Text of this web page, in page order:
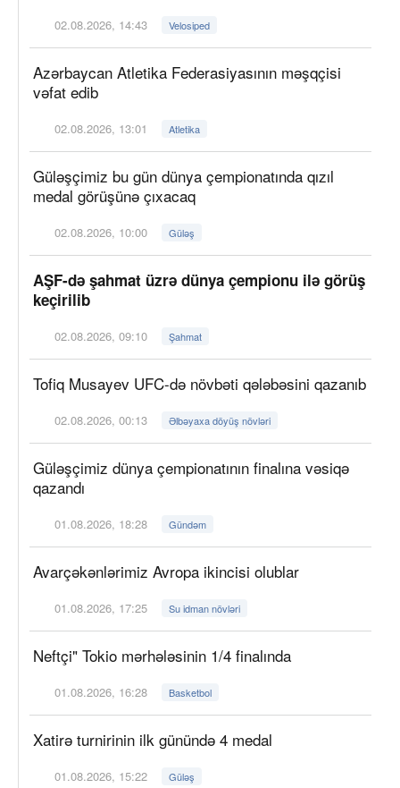
02.08.2026, 14:43 Velosiped
Azərbaycan Atletika Federasiyasının məşqçisi
vəfat edib
02.08.2026, 13:01 Atletika
Güləşçimiz bu gün dünya çempionatında qızıl
medal görüşünə çıxacaq
02.08.2026, 10:00 Güləş
AŞF-də şahmat üzrə dünya çempionu ilə görüş
keçirilib
02.08.2026, 09:10 Şahmat
Tofiq Musayev UFC-də növbəti qələbəsini qazanıb
02.08.2026, 00:13 Əlbəyaxa döyüş növləri
Güləşçimiz dünya çempionatının finalına vəsiqə
qazandı
01.08.2026, 18:28 Gündəm
Avarçəkənlərimiz Avropa ikincisi olublar
01.08.2026, 17:25 Su idman növləri
Neftçi" Tokio mərhələsinin 1/4 finalında
01.08.2026, 16:28 Basketbol
Xatirə turnirinin ilk günündə 4 medal
01.08.2026, 15:22 Güləş